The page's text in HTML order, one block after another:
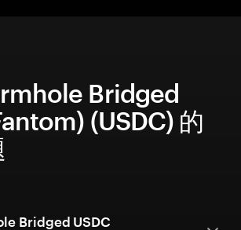
Bridged
(USDC) 的
Bridged USDC